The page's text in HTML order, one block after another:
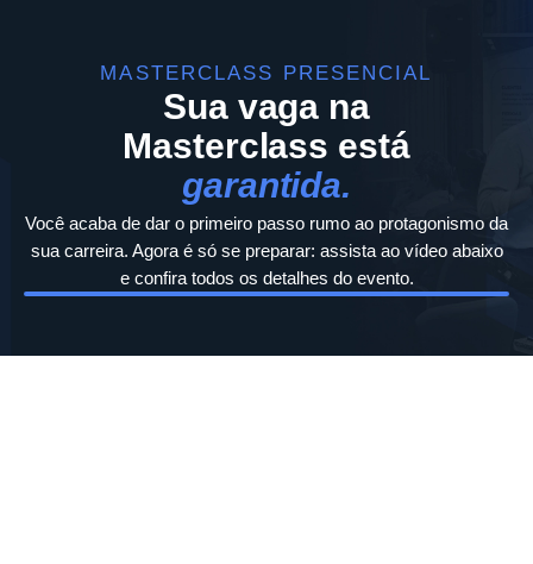
MASTERCLASS PRESENCIAL
Sua vaga na
Masterclass está
garantida.
Você acaba de dar o primeiro passo rumo ao protagonismo da
sua carreira. Agora é só se preparar: assista ao vídeo abaixo
e confira todos os detalhes do evento.